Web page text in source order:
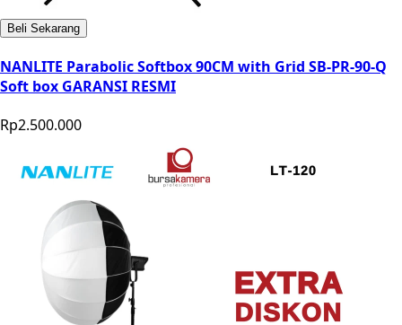
Beli Sekarang
NANLITE Parabolic Softbox 90CM with Grid SB-PR-90-Q
Soft box GARANSI RESMI
Rp2.500.000